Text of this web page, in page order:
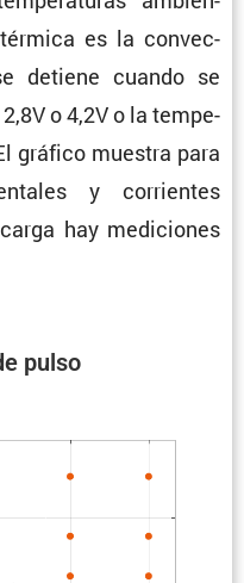
es la convec­
detiene cuando se
o 4,2V o la tempe­
gráfico muestra para
y corrientes
hay mediciones
pulso